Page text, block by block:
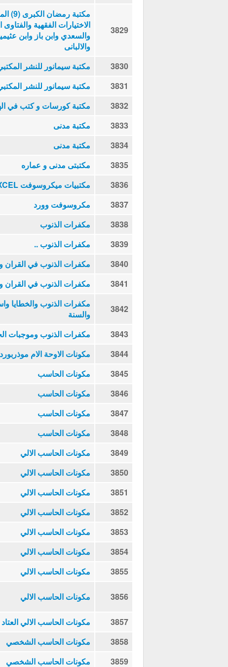
3829
مكتبة
الاختيارات الفقهية والفتاوى
والسعدي وابن باز وابن
والالبانى
3830 مكتبة سيمانور للنشر
3831
مكتبة سيمانور للنشر
3832
مكتبة كورسات و كتب في
3833
مكتبة مدنى
3834
مكتبة مدنى
3835
مكتبتى مدنى و عماره
3836
مكتبيات ميكروسوفت EXCEL
3837
مكروسوفت وورد
3838
مكفرات الذنوب
3839
مكفرات الذنوب ..
3840
مكفرات الذنوب في القران
3841
مكفرات الذنوب في القران
3842
مكفرات الذنوب والخطايا
والسنة
3843 مكفرات الذنوب وموجبات
3844
مكونات الاوحة الام
3845
مكونات الحاسب
3846
مكونات الحاسب
3847
مكونات الحاسب
3848
مكونات الحاسب
3849
مكونات الحاسب الالي
3850
مكونات الحاسب الالي
3851
مكونات الحاسب الالي
3852
مكونات الحاسب الالي
3853
مكونات الحاسب الالي
3854
مكونات الحاسب الالي
3855
مكونات الحاسب الالي
3856 مكونات الحاسب الالي
3857 مكونات الحاسب الالي
3858
مكونات الحاسب الشخصي
3859
مكونات الحاسب الشخصي